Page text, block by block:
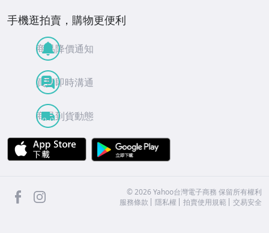
手機逛拍賣，購物更便利
商品降價通知
買賣即時溝通
商品到貨動態
APP Store
facebook ©2026 Yahoo台灣電子商務 保留所有權利
服務條款
隱私權 拍賣使用規範 交易安全